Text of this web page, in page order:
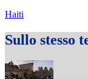
Haiti
Sullo stesso